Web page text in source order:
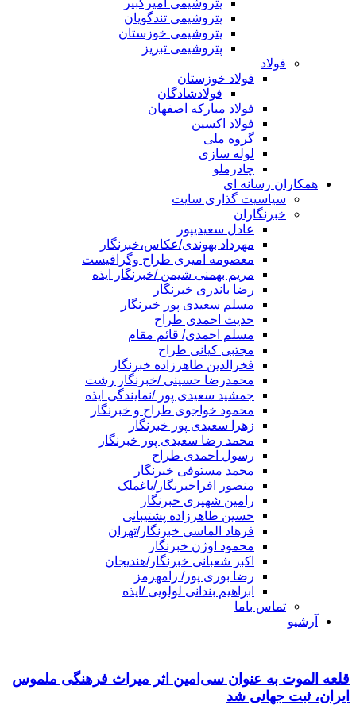
پتروشیمی تندگویان
پتروشیمی خوزستان
پتروشیمی تبریز
فولاد
فولاد خوزستان
فولادشادگان
فولاد مبارکه اصفهان
فولاد اکسین
گروه ملی
لوله سازی
چادرملو
همکاران رسانه ای
سیاسیت گذاری سایت
خبرنگاران
عادل سعیدیپور
مهرداد بهوندی/عکاس،خبرنگار
معصومه امیری طراح وگرافیست
مریم بهمنی شیمن /خبرنگار ایذه
رضا باندری خبرنگار
مسلم سعیدی پور خبرنگار
حدیث احمدی طراح
مسلم احمدی/ قائم مقام
مجتبی کیانی طراح
فخرالدین طاهرزاده خبرنگار
محمدرضا حسینی /خبرنگار رشت
جمشید سعیدی پور /نمایندگی ایذه
محمود خواجوی طراح و خبرنگار
زهرا سعیدی پور خبرنگار
محمد رضا سعیدی پور خبرنگار
رسول احمدی طراح
محمد مستوفی خبرنگار
منصور افراخبرنگار/باغملک
رامین شهپری خبرنگار
حسین طاهرزاده پشتیبانی
فرهاد الماسی خبرنگار/تهران
محمود اوژن خبرنگار
اکبر شعبانی خبرنگار/هندیجان
رضا بوری پور/ رامهرمز
ابراهیم بندانی لولویی /ایذه
تماس باما
آرشیو
قلعه الموت به عنوان سی‌امین اثر میراث‌ فرهنگی ملموس
ایران، ثبت جهانی شد